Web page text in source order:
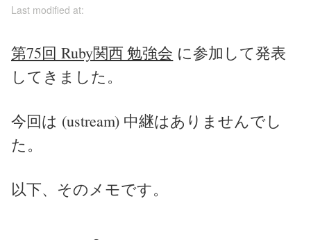
Last modified at:
第75回 Ruby関西 勉強会 に参加して発表
してきました。
今回は (ustream) 中継はありませんでし
た。
以下、そのメモです。